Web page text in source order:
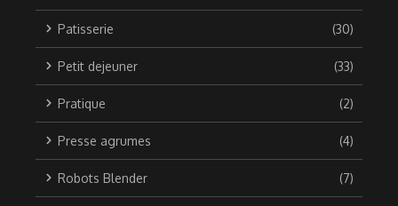
Patisserie (30)
Petit dejeuner (33)
Pratique (2)
Presse agrumes (4)
Robots Blender (7)